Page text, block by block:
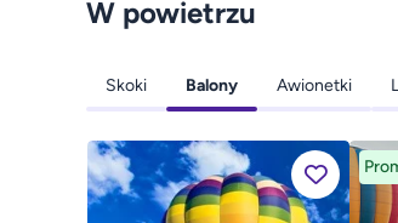
W powietrzu
Skoki Balony Awionetki